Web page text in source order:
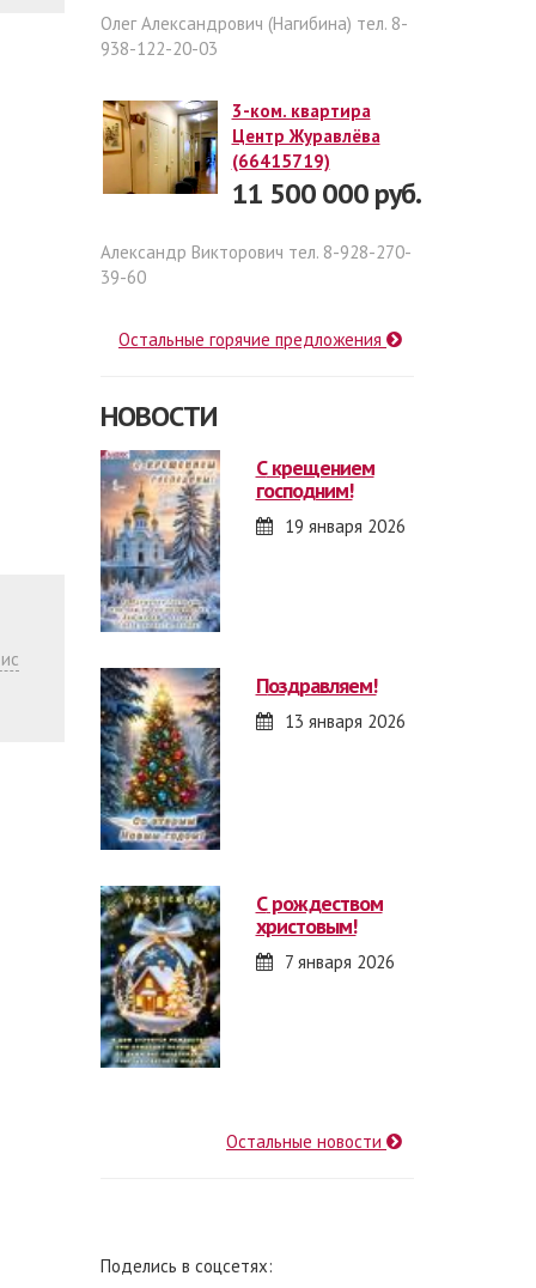
Олег Александрович (Нагибина) тел. 8-
938-122-20-03
3-ком. квартира
Центр Журавлёва
(66415719)
11 500 000 руб.
Александр Викторович тел. 8-928-270-
39-60
Остальные горячие предложения
НОВОСТИ
с крещением
господним!
19 января 2026
поздравляем!
13 января 2026
с рождеством
христовым!
7 января 2026
Остальные новости
Поделись в соцсетях: